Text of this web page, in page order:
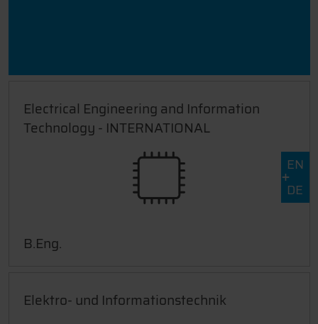
Electrical Engineering and Information
Technology - INTERNATIONAL
EN
DE
B.Eng.
Elektro- und Informationstechnik